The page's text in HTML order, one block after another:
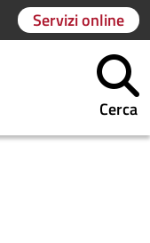
Servizi online
Cerca